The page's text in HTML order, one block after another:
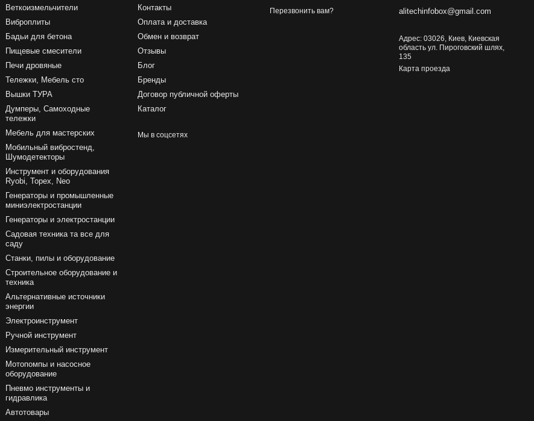
Веткоизмельчители
Виброплиты
Бадьи для бетона
Пищевые смесители
Печи дровяные
Тележки, Мебель сто
Вышки ТУРА
Думперы, Самоходные
тележки
Мебель для мастерских
Мобильный вибростенд,
Шумодетекторы
Инструмент и оборудования
Ryobi, Topex, Neo
Генераторы и промышленные
миниэлектростанции
Генераторы и электростанции
Садовая техника та все для
саду
Станки, пилы и оборудование
Строительное оборудование и
техника
Альтернативные источники
энергии
Электроинструмент
Ручной инструмент
Измерительный инструмент
Мотопомпы и насосное
оборудование
Пневмо инструменты и
гидравлика
Автотовары
Контакты
Оплата и доставка
Обмен и возврат
Отзывы
Блог
Бренды
Договор публичной оферты
Каталог
Мы в соцсетях
Перезвонить вам?
alitechinfobox@gmail.com
Адрес: 03026, Киев, Киевская
область ул. Пироговский шлях,
135
Карта проезда